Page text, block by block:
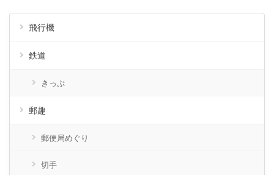
飛行機
鉄道
きっぷ
郵趣
郵便局めぐり
切手